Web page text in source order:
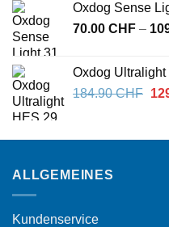
Oxdog Sense
70.00 CHF –
Oxdog
184.90CHF
ALLGEMEINES
Kundenservice